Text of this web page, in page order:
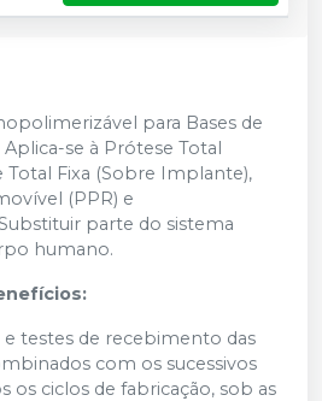
para Bases de
se à Prótese Total
Total Fixa (Sobre Implante),
(PPR) e
parte do sistema
humano.
e testes de recebimento das
com os sucessivos
os ciclos de fabricação, sob as